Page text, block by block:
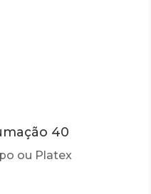
40
ou Platex